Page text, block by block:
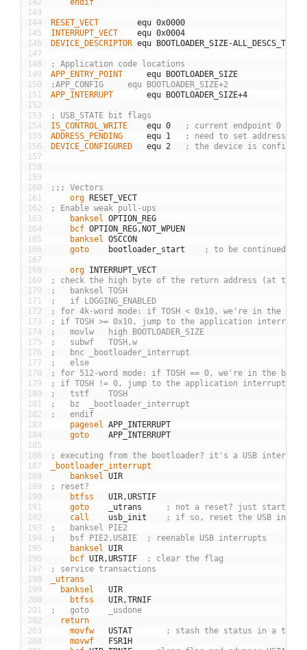
142
143
144
145
146
147
148
149
150
151
152
153
154
155
156
157
158
159
160
161
162
163
164
165
166
167
168
169
170
171
172
173
174
175
176
177
178
179
180
181
182
183
184
185
186
187
188
189
190
191
192
193
194
195
196
197
198
199
200
201
202
203
204
	endif
RESET_VECT equ 0x0000
INTERRUPT_VECT
equ 0x0004
DEVICE_DESCRIPTOR equ BOOTLOADER SIZE-ALL DESCS TOTAL
; Application code locations
APP_ENTRY_POINT
equ BOOTLOADER SIZE
;APP_CONFIG		equ	BOOTLOADER_SIZE+2
APP_INTERRUPT
equ BOOTLOADER SIZE+4
; USB_STATE bit flags
IS_CONTROL_WRITE
equ 0
; current endpoint 0
ADDRESS_PENDING
equ 1
; need to set address in
DEVICE_CONFIGURED
equ 2 ; the device is
;;; Vectors
	org
RESET VECT
; Enable weak pull-ups
	banksel
OPTION
REG
	bcf
OPTION REG, NOT WPUEN
	banksel
OSCCON
	goto
bootloader start ; to be continued
	org
INTERRUPT VECT
; check the high byte of the return address (at the
;	banksel	TOSH
;	if LOGGING_ENABLED
; for 4k-word mode: if TOSH < 0x10, we're in the
; if TOSH >= 0x10, jump to the application interrupt
;	movlw	high BOOTLOADER_SIZE
;	subwf	TOSH,w
;	bnc	_bootloader_interrupt
;	else
; for 512-word mode: if TOSH == 0, we're in the
; if TOSH != 0, jump to the application interrupt
;	tstf	TOSH
;	bz	_bootloader_interrupt
;	endif
	pagesel
APP INTERRUPT
	goto
APP INTERRUPT
; executing from the bootloader? it's a USB interrupt
_bootloader_interrupt
	banksel
UIR
; reset?
	btfss
UIR,URSTIF
	goto
utrans
; not a reset? just start
	call
usb init
; if so, reset the USB
;	banksel	PIE2
;	bsf	PIE2,USBIE	; reenable USB interrupts
	banksel
UIR
	bcf
UIR,URSTIF
; clear the flag
; service transactions
_utrans
banksel
UIR
	btfss
UIR,TRNIF
;	goto	_usdone
return
	movfw
USTAT
; stash the status in a temp
	movwf
FSR1H